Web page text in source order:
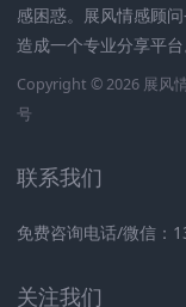
感困惑。展风情感顾
造成一个专业分享平台
Copyright © 2026 展风
号
联系我们
免费咨询电话/微信：
关注我们